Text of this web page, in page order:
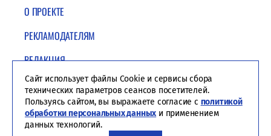
О ПРОЕКТЕ
РЕКЛАМОДАТЕЛЯМ
РЕДАКЦИЯ
ПОЛИТИКА КОНФИДЕНЦИАЛЬНОСТИ
Сайт использует файлы Cookie и сервисы сбора
технических параметров сеансов посетителей.
Пользуясь сайтом, вы выражаете согласие с политикой
обработки персональных данных и применением
данных технологий.